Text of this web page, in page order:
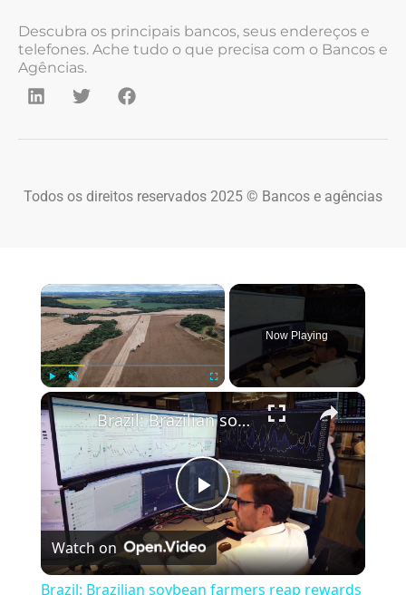
Descubra os principais bancos, seus endereços e
telefones. Ache tudo o que precisa com o Bancos e
Agências.
Todos os direitos reservados 2025 © Bancos e agências
×
Play Unmute Fullscreen
Now Playing
×
Play Video
Brazil: Brazilian soybean farmers reap rewards amid US-China trade disputes.
Watch on
Brazil: Brazilian soybean farmers reap rewards